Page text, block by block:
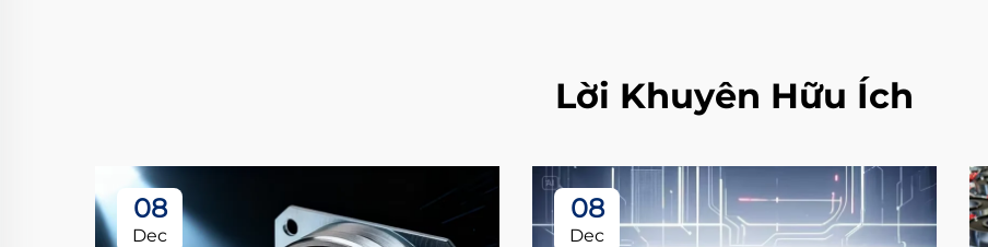
Lời Khuyên Hữu Ích
08
Dec
08
Dec